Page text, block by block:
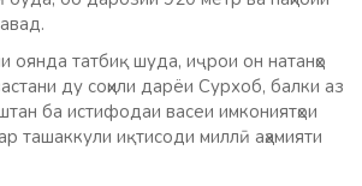
оянда татбиқ шуда, иҷрои он натанҳо
ду соҳили дарёи Сурхоб, балки аз
ба истифодаи васеи имкониятҳои
ташаккули иқтисоди миллӣ аҳамияти